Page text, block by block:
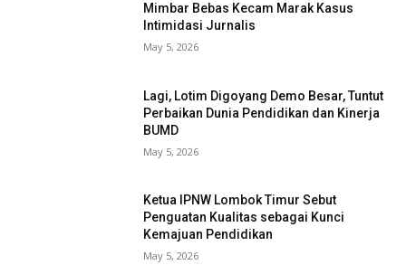
Mimbar Bebas Kecam Marak Kasus
Intimidasi Jurnalis
May 5, 2026
Lagi, Lotim Digoyang Demo Besar, Tuntut
Perbaikan Dunia Pendidikan dan Kinerja
BUMD
May 5, 2026
Ketua IPNW Lombok Timur Sebut
Penguatan Kualitas sebagai Kunci
Kemajuan Pendidikan
May 5, 2026